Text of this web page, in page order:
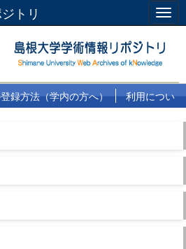
トリ
録方法（学内の方へ）
利用につい